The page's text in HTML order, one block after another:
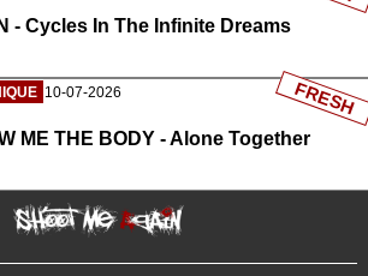
- Cycles In The Infinite Dreams
10-07-2026
ME THE BODY - Alone Together
FRESH